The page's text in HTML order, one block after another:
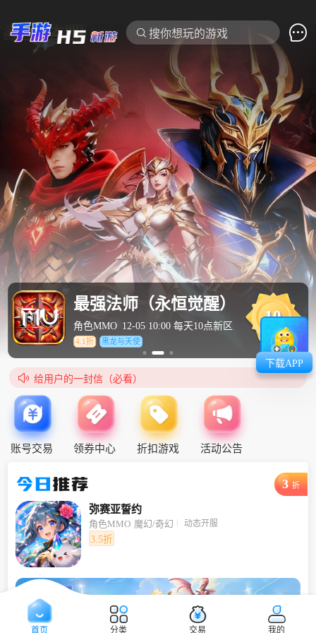
搜你想玩的游戏
最强法师（永恒觉醒）
角色MMO 12-05 10:00 每天10点新区
4.1折 黑龙与天使
10
 给用户的一封信（必看）
账号交易 领券中心 折扣游戏 活动公告
今日推荐 3 折
弥赛亚誓约
角色MMO 魔幻/奇幻 动态开服
3.5折
下载APP
首页 分类 交易 我的